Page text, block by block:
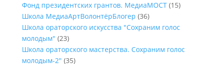
Фонд президентских грантов. МедиаМОСТ(15)
Школа МедиаАртВолонтёрБлогер (36)
Школа ораторского искусства "Сохраним голос
молодым" (23)
Школа ораторского мастерства. Сохраним голос
молодым-2" (35)